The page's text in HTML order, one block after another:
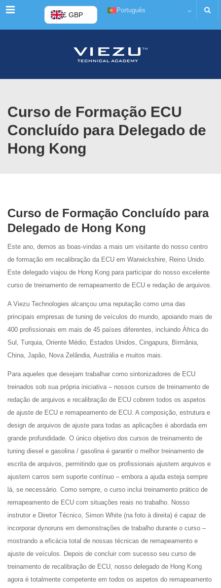
Cardápio £ GBP
Português
Curso de Formação ECU
Concluído para Delegado de
Hong Kong
Curso de Formação Concluído para
Delegado de Hong Kong
Este ano, demos as boas-vindas a mais um visitante do nosso centro
de formação em recalibração da ECU em Warwickshire, Reino Unido.
Este delegado viajou de Hong Kong para participar do nosso excelente
curso de treinamento de remapeamento de ECU e redação de arquivos.
A Viezu Technologies alcançou uma reputação como uma das
principais empresas de tuning de veículos do mundo, apoiando mais de
400 profissionais em mais de 45 países diferentes, incluindo África do
Sul, Turquia, Oriente Médio, Estados Unidos, Cingapura, Birmânia,
China, Japão, Nova Zelândia, Austrália e muitos mais.
Para aqueles que desejam trabalhar como sintonizadores de ECU
treinados sob sua própria iniciativa – nossos cursos de treinamento de
redação de arquivos e recalibração de ECU cobrem todos os aspetos
de ajuste de ECU e remapeamento de ECU. A composição, estrutura e
design de arquivos de ajuste para todas as aplicações é abordada em
grande profundidade. O único objetivo dos cursos de treinamento de
tuning diesel e gasolina / gasolina é garantir o melhor treinamento de
escrita de arquivos, permitindo que os profissionais ajustem arquivos e
ajustem carros sem suporte contínuo – embora a ajuda esteja sempre
lá, se necessário. Como sempre, o curso inclui treinamento prático de
remapeamento de ECU com situações reais no trabalho. Nosso
instrutor e Diretor Técnico, Simon White (na foto à direita) é capaz de
incorporar dynoruns em demonstrações de trabalho durante o curso –
mostrando a eficácia total de nossas técnicas de remapeamento e
ajuste de veículos. Depois de concluir com sucesso seu curso de
treinamento de recalibração de ECU, nosso delegado de Hong Kong
agora é totalmente competente em todos os aspetos do remapeamento